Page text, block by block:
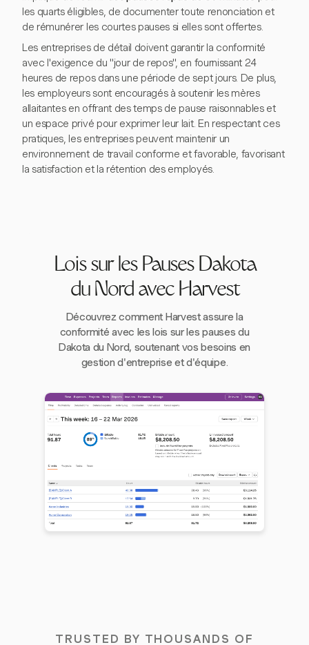
les quarts éligibles, de documenter toute renonciation et
de rémunérer les courtes pauses si elles sont offertes.
Les entreprises de détail doivent garantir la conformité
avec l'exigence du "jour de repos", en fournissant 24
heures de repos dans une période de sept jours. De plus,
les employeurs sont encouragés à soutenir les mères
allaitantes en offrant des temps de pause raisonnables et
un espace privé pour exprimer leur lait. En respectant ces
pratiques, les entreprises peuvent maintenir un
environnement de travail conforme et favorable, favorisant
la satisfaction et la rétention des employés.
Lois sur les Pauses Dakota
du Nord avec Harvest
Découvrez comment Harvest assure la
conformité avec les lois sur les pauses du
Dakota du Nord, soutenant vos besoins en
gestion d'entreprise et d'équipe.
TRUSTED BY THOUSANDS OF